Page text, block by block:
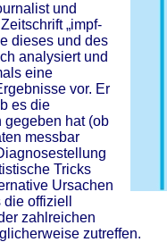
und
„impf-
dieses und des
analysiert und
eine
vor. Er
es die
gegeben hat (ob
messbar
Tricks
Ursachen
offiziell
zahlreichen
zutreffen.